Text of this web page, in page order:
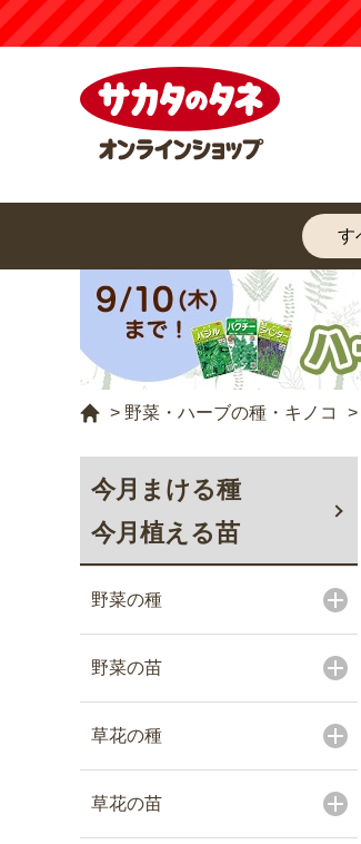
> 野菜・ハーブの種・キノコ >
今月まける種
今月植える苗
野菜の種
野菜の苗
草花の種
草花の苗